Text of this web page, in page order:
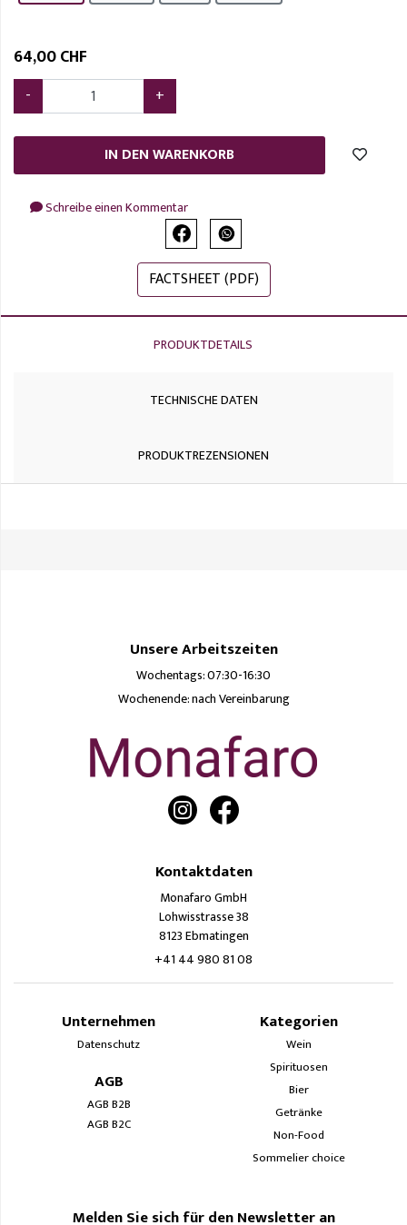
- +
64,00 CHF
IN DEN WARENKORB
Schreibe einen Kommentar
FACTSHEET (PDF)
PRODUKTDETAILS
TECHNISCHE DATEN
PRODUKTREZENSIONEN
Unsere Arbeitszeiten
Wochentags: 07:30-16:30
Wochenende: nach Vereinbarung
Kontaktdaten
Monafaro GmbH
Lohwisstrasse 38
8123 Ebmatingen
+41 44 980 81 08
Unternehmen
Datenschutz
AGB
AGB B2B
AGB B2C
Kategorien
Wein
Spirituosen
Bier
Getränke
Non-Food
Sommelier choice
Melden Sie sich für den Newsletter an